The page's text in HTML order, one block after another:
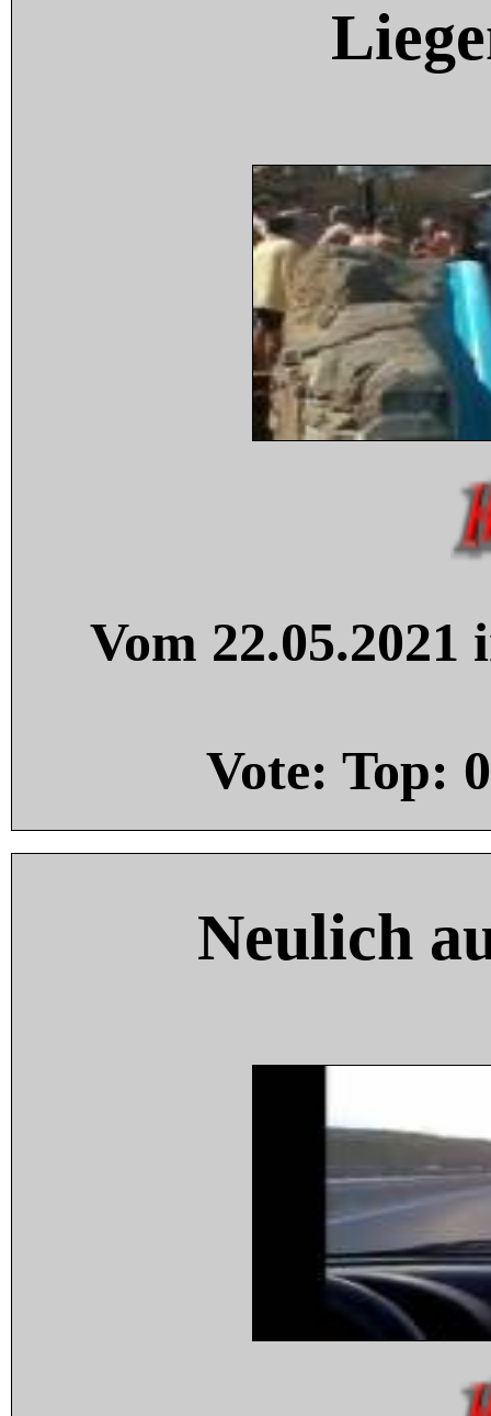
Vom
Vote: Top: 0
Neulich